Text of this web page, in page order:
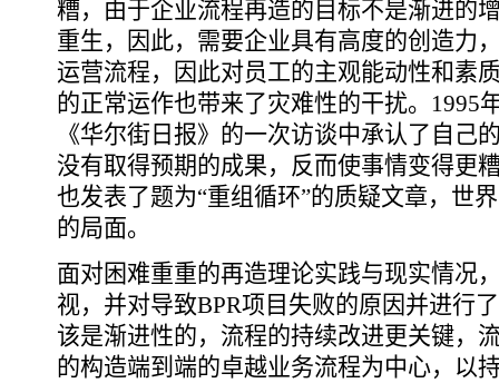
糟，由于企业流程再造的目标不是渐进的
重生，因此，需要企业具有高度的创造力
运营流程，因此对员工的主观能动性和素
的正常运作也带来了灾难性的干扰。1995
《华尔街日报》的一次访谈中承认了自己
没有取得预期的成果，反而使事情变得更
也发表了题为“重组循环”的质疑文章，世
的局面。
面对困难重重的再造理论实践与现实情况
视，并对导致BPR项目失败的原因并进行
该是渐进性的，流程的持续改进更关键，
的构造端到端的卓越业务流程为中心，以